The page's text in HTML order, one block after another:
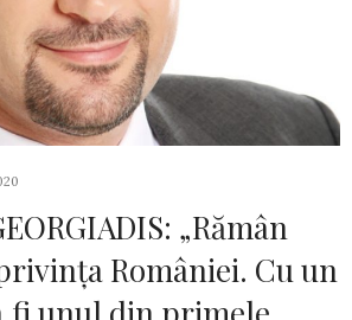
„Rămân
României. Cu un